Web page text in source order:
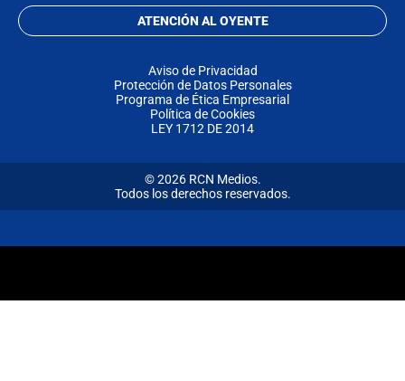
ATENCIÓN AL OYENTE
Aviso de Privacidad
Protección de Datos Personales
Programa de Ética Empresarial
Política de Cookies
LEY 1712 DE 2014
© 2026 RCN Medios.
Todos los derechos reservados.